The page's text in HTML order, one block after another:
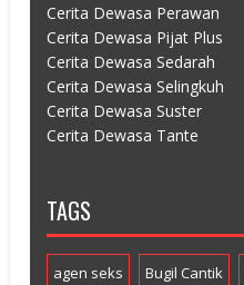
Cerita Dewasa Perawan
Cerita Dewasa Pijat Plus
Cerita Dewasa Sedarah
Cerita Dewasa Selingkuh
Cerita Dewasa Suster
Cerita Dewasa Tante
TAGS
agen seks Bugil Cantik